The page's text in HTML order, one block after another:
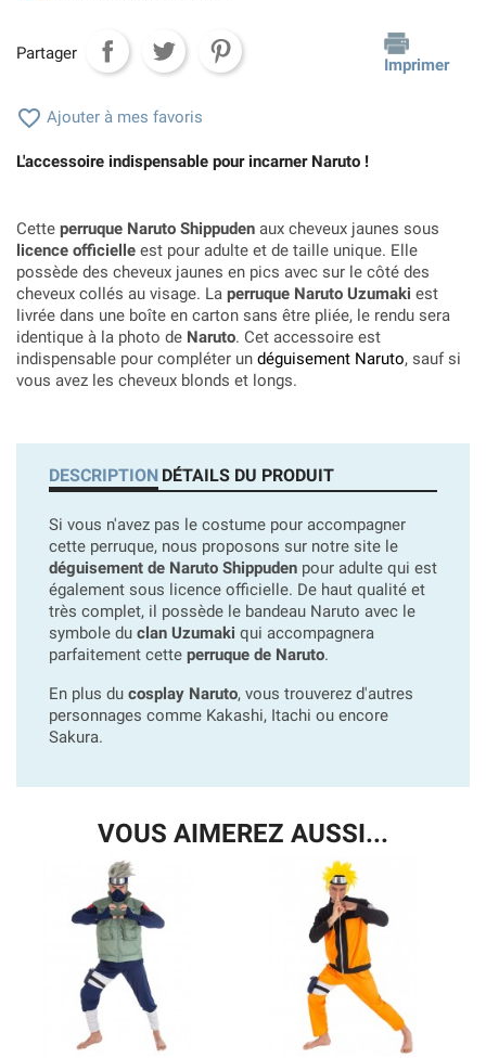
Partager
Imprimer
 Ajouter à mes favoris
L'accessoire indispensable pour incarner Naruto !
Cette perruque Naruto Shippuden aux cheveux jaunes sous
licence officielle est pour adulte et de taille unique. Elle
possède des cheveux jaunes en pics avec sur le côté des
cheveux collés au visage. La perruque Naruto Uzumaki est
livrée dans une boîte en carton sans être pliée, le rendu sera
identique à la photo de Naruto. Cet accessoire est
indispensable pour compléter un déguisement Naruto, sauf si
vous avez les cheveux blonds et longs.
DESCRIPTION DÉTAILS DU PRODUIT
Si vous n'avez pas le costume pour accompagner
cette perruque, nous proposons sur notre site le
déguisement de Naruto Shippuden pour adulte qui est
également sous licence officielle. De haut qualité et
très complet, il possède le bandeau Naruto avec le
symbole du clan Uzumaki qui accompagnera
parfaitement cette perruque de Naruto.
En plus du cosplay Naruto, vous trouverez d'autres
personnages comme Kakashi, Itachi ou encore
Sakura.
VOUS AIMEREZ AUSSI...